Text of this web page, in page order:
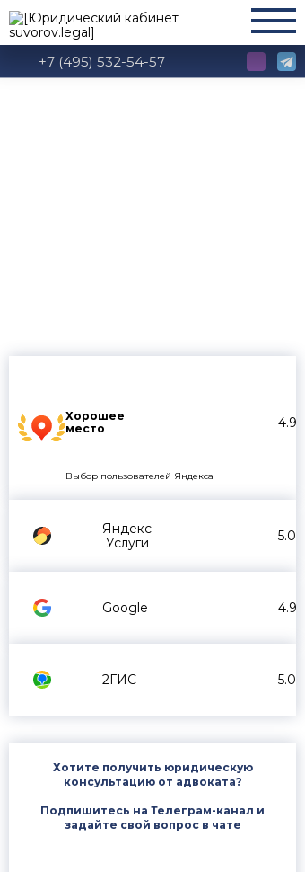
+7 (495) 532-54-57
Хорошее
место
4.9
Выбор пользователей Яндекса
Яндекс
Услуги
5.0
Google 4.9
2ГИС 5.0
Хотите получить юридическую
консультацию от адвоката?
Подпишитесь на Телеграм-канал и
задайте свой вопрос в чате